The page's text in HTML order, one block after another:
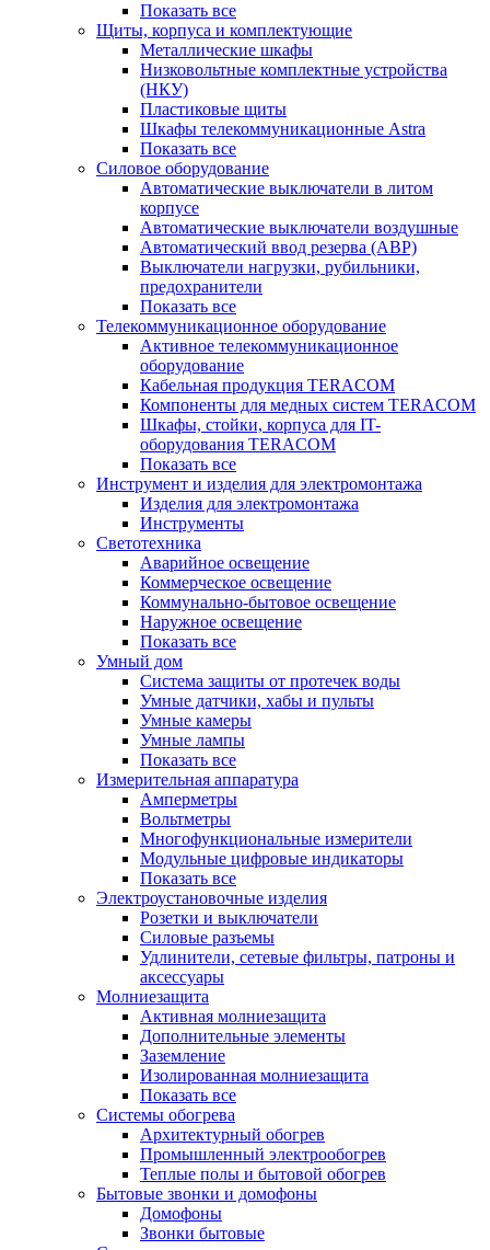
Показать все
Щиты, корпуса и комплектующие
Металлические шкафы
Низковольтные комплектные устройства
(НКУ)
Пластиковые щиты
Шкафы телекоммуникационные Astra
Показать все
Силовое оборудование
Автоматические выключатели в литом
корпусе
Автоматические выключатели воздушные
Автоматический ввод резерва (АВР)
Выключатели нагрузки, рубильники,
предохранители
Показать все
Телекоммуникационное оборудование
Активное телекоммуникационное
оборудование
Кабельная продукция TERACOM
Компоненты для медных систем TERACOM
Шкафы, стойки, корпуса для IT-
оборудования TERACOM
Показать все
Инструмент и изделия для электромонтажа
Изделия для электромонтажа
Инструменты
Светотехника
Аварийное освещение
Коммерческое освещение
Коммунально-бытовое освещение
Наружное освещение
Показать все
Умный дом
Система защиты от протечек воды
Умные датчики, хабы и пульты
Умные камеры
Умные лампы
Показать все
Измерительная аппаратура
Амперметры
Вольтметры
Многофункциональные измерители
Модульные цифровые индикаторы
Показать все
Электроустановочные изделия
Розетки и выключатели
Силовые разъемы
Удлинители, сетевые фильтры, патроны и
аксессуары
Молниезащита
Активная молниезащита
Дополнительные элементы
Заземление
Изолированная молниезащита
Показать все
Системы обогрева
Архитектурный обогрев
Промышленный электрообогрев
Теплые полы и бытовой обогрев
Бытовые звонки и домофоны
Домофоны
Звонки бытовые